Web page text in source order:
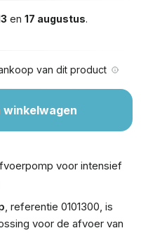
en 17 augustus.
van dit product
winkelwagen
voor intensief
, referentie 0101300, is
voor de afvoer van